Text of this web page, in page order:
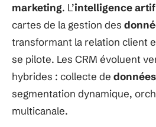
marketing. L’intelligence
cartes de la gestion des
transformant la relation client
se pilote. Les CRM évoluent
hybrides : collecte de données
segmentation dynamique,
multicanale.